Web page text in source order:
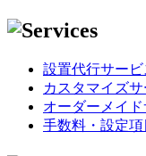
設置代行サービ
カスタマイズサ
オーダーメイ
手数料・設定